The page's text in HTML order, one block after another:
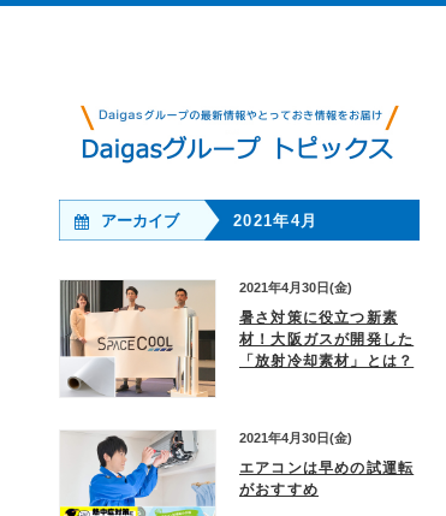
アーカイブ 2021年4月
2021年4月30日(金)
暑さ対策に役立つ新素
材！大阪ガスが開発した
「放射冷却素材」とは？
2021年4月30日(金)
エアコンは早めの試運転
がおすすめ